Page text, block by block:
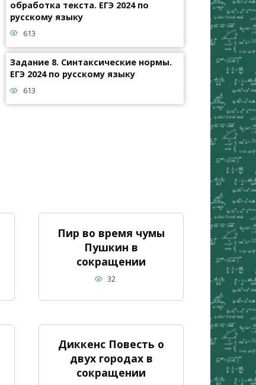
обработка текста. ЕГЭ 2024 по
русскому языку
613
Задание 8. Синтаксические нормы.
ЕГЭ 2024 по русскому языку
613
Пир во время чумы
Пушкин в
сокращении
32
Диккенс Повесть о
двух городах в
сокращении